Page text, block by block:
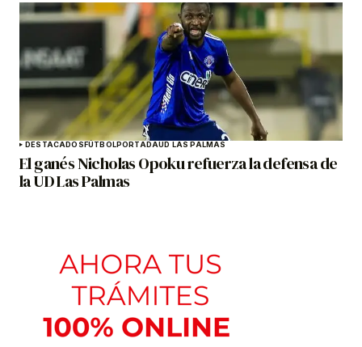
DESTACADOSFÚTBOLPORTADAUD LAS PALMAS
El ganés Nicholas Opoku refuerza la defensa de
la UD Las Palmas